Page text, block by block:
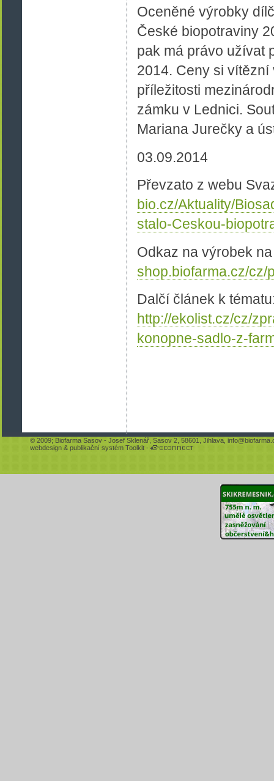
Oceněné výrobky
České biopotraviny
pak má právo užívat
2014. Ceny si
příležitosti
zámku v Lednici.
Mariana Jurečky a
03.09.2014
Převzato z webu
bio.cz/Aktuality/
stalo-Ceskou-
Odkaz na výrobek
shop.biofarma.cz/cz/
Dalčí článek k
http://ekolist.cz/cz/
konopne-sadlo-z-
© 2009; Biofarma Sasov - Josef Sklenář, Sasov 2, 58601, Jihlava,
webdesign & publikační systém Toolkit -